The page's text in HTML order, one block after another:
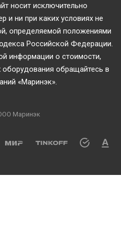
носит исключительно
и ни при каких условиях не
определяемой положениями
Российской Федерации.
информации о стоимости,
оборудования обращайтесь в
«Маринэк».
Маринэк